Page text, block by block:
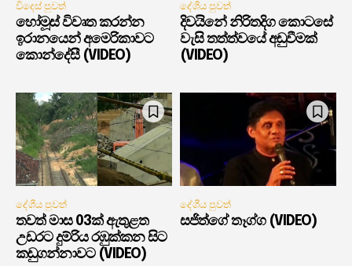
විදෙස් පුවත්
හෝමූස් විවෘත කරන්න
ඉරානයෙන් අමෙරිකාවට
කොන්දේසී (VIDEO)
දේශීය පුවත්
දිවයිනේ නිරිතදිග කොටසේ
වැසි තත්ත්වයේ අඩුවීමක්
(VIDEO)
දේශීය පුවත්
තවත් මාස 03ක් ඇතුළත
උඩරට දුම්රිය රඹුක්කන සිට
කඩුගන්නාවට (VIDEO)
දේශීය පුවත්
සජිත්ගේ තෑග්ග (VIDEO)